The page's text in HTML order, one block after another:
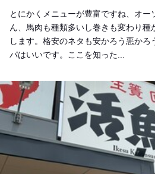
とにかくメニューが豊富ですね、オー
ん、馬肉も種類多いし巻きも変わり種
します。格安のネタも安かろう悪かろ
パはいいです。ここを知った...